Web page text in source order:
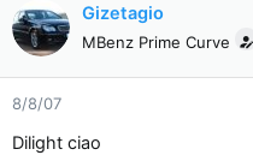
Gizetagio
MBenz Prime Curve
8/8/07
Dilight ciao